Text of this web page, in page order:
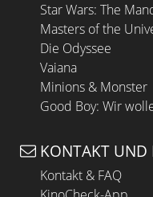
Star Wars: The
Masters of the
Die Odyssee
Vaiana
Minions & Monster
Good Boy: Wir
KONTAKT UND
Kontakt & FAQ